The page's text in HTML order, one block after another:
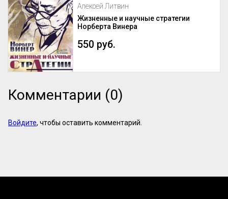
Алексей Литвин
Жизненные и научные стратегии
Норберта Винера
550 руб.
Комментарии (0)
Войдите, чтобы оставить комментарий.